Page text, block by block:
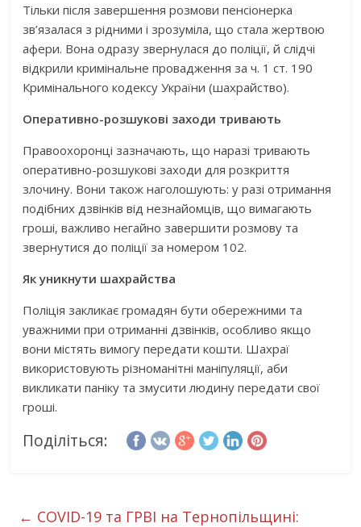
Тільки після завершення розмови пенсіонерка
зв’язалася з рідними і зрозуміла, що стала жертвою
афери. Вона одразу звернулася до поліції, й слідчі
відкрили кримінальне провадження за ч. 1 ст. 190
Кримінального кодексу України (шахрайство).
Оперативно-розшукові заходи тривають
Правоохоронці зазначають, що наразі тривають
оперативно-розшукові заходи для розкриття
злочину. Вони також наголошують: у разі отримання
подібних дзвінків від незнайомців, що вимагають
гроші, важливо негайно завершити розмову та
звернутися до поліції за номером 102.
Як уникнути шахрайства
Поліція закликає громадян бути обережними та
уважними при отриманні дзвінків, особливо якщо
вони містять вимогу передати кошти. Шахраї
використовують різноманітні маніпуляції, аби
викликати паніку та змусити людину передати свої
гроші.
Поділіться:
← COVID-19 та ГРВІ на Тернопільщині: